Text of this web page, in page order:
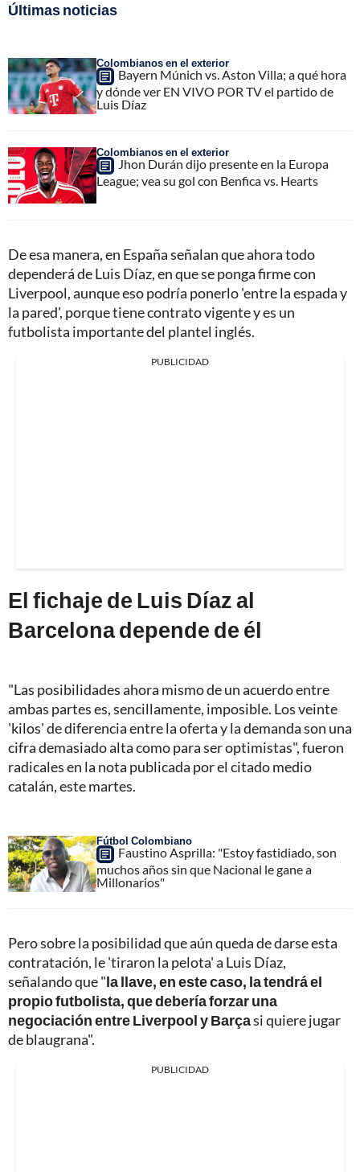
Últimas noticias
Colombianos en el exterior
Bayern Múnich vs. Aston Villa; a qué hora
y dónde ver EN VIVO POR TV el partido de
Luis Díaz
Colombianos en el exterior
Jhon Durán dijo presente en la Europa
League; vea su gol con Benfica vs. Hearts
De esa manera, en España señalan que ahora todo
dependerá de Luis Díaz, en que se ponga firme con
Liverpool, aunque eso podría ponerlo 'entre la espada y
la pared', porque tiene contrato vigente y es un
futbolista importante del plantel inglés.
PUBLICIDAD
El fichaje de Luis Díaz al
Barcelona depende de él
"Las posibilidades ahora mismo de un acuerdo entre
ambas partes es, sencillamente, imposible. Los veinte
'kilos' de diferencia entre la oferta y la demanda son una
cifra demasiado alta como para ser optimistas", fueron
radicales en la nota publicada por el citado medio
catalán, este martes.
Fútbol Colombiano
Faustino Asprilla: "Estoy fastidiado, son
muchos años sin que Nacional le gane a
Millonarios"
Pero sobre la posibilidad que aún queda de darse esta
contratación, le 'tiraron la pelota' a Luis Díaz,
señalando que "la llave, en este caso, la tendrá el
propio futbolista, que debería forzar una
negociación entre Liverpool y Barçasi quiere jugar
de blaugrana".
PUBLICIDAD